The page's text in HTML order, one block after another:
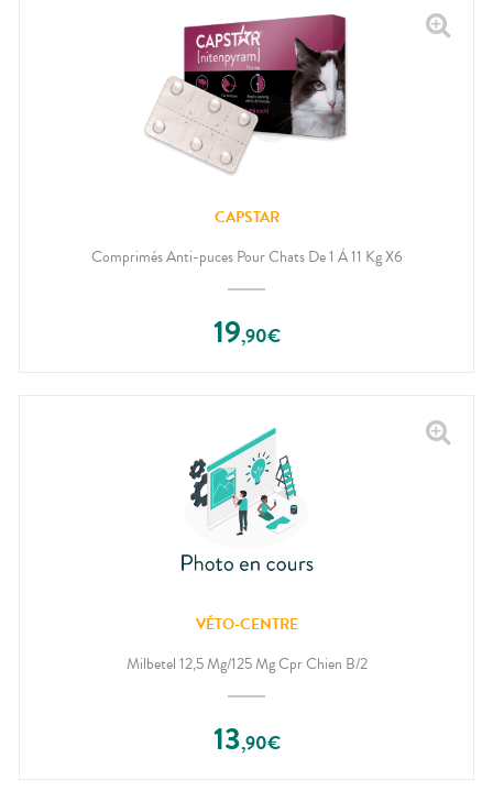
CAPSTAR
Comprimés Anti-puces Pour Chats De 1 À 11 Kg X6
19,90€
VÉTO-CENTRE
Milbetel 12,5 Mg/125 Mg Cpr Chien B/2
13,90€